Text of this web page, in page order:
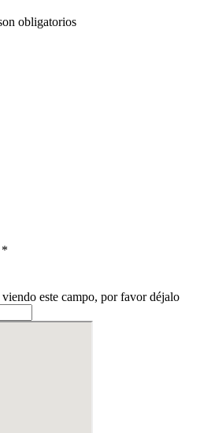
obligatorios
*
este campo, por favor déjalo